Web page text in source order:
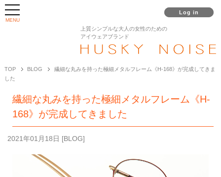
Log in
MENU
上質シンプルな大人の女性のための
アイウェアブランド
TOP BLOG
繊細な丸みを持った極細メタルフレーム《H-168》が完成してきま
した
繊細な丸みを持った極細メタルフレーム《H-
168》が完成してきました
2021年01月18日 [BLOG]